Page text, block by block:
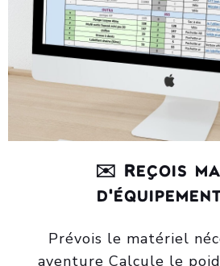
✉️ Reçois
Prévois le matériel
aventure Calcule le